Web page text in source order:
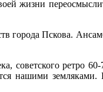
жизни
Пскова.
советского ретро
нашими земляками.